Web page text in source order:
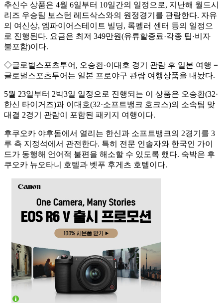
추신수 상품은 4월 6일부터 10일간의 일정으로, 지난해 월드시
리즈 우승팀 보스턴 레드삭스와의 원정경기를 관람한다. 자유
의 여신상, 엠파이어스테이트 빌딩, 록펠러 센터 등의 일정으
로 진행된다. 요금은 최저 349만원(유류할증료·각종 팁·비자
불포함)이다.
◇글로벌스포츠투어, 오승환·이대호 경기 관람 후 일본 여행 =
글로벌스포츠투어는 일본 프로야구 관람 여행상품을 내놨다.
5월 23일부터 2박3일 일정으로 진행되는 이 상품은 오승환(32·
한신 타이거즈)과 이대호(32·소프트뱅크 호크스)의 소속팀 맞
대결 2경기 관람이 포함된 패키지 여행이다.
후쿠오카 야후돔에서 열리는 한신과 소프트뱅크의 2경기를 3
루 측 지정석에서 관전한다. 특히 전문 인솔자와 한국인 가이
드가 동행해 언어적 불편을 해소할 수 있도록 했다. 숙박은 후
쿠오카 뉴오타니 호텔과 벳푸 후게츠 호텔이다.